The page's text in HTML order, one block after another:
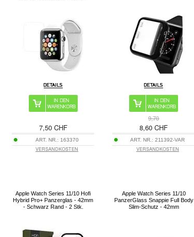
7,50 CHF
ART. NR.: 163370
VERSANDKOSTEN
9,70
8,60 CHF
ART. NR.:211392-VAR
VERSANDKOSTEN
Apple Watch Series 11/10 Hofi
Hybrid Pro+ Panzerglas - 42mm
- Schwarz Rand - 2 Stk.
Apple Watch Series 11/10
PanzerGlass Snappie Full Body
Slim-Schutz - 42mm